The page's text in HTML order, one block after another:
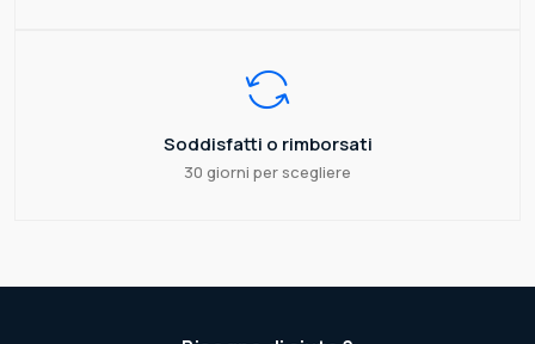
Soddisfatti o rimborsati
30 giorni per scegliere